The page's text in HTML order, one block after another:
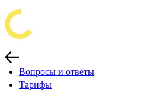
Вопросы и ответы
Тарифы